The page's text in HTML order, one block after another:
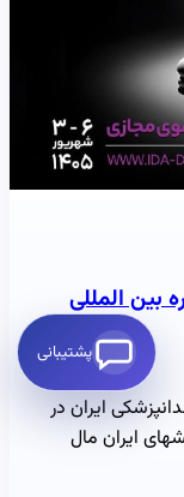
بین المللی
ایران در
در مرکز همایشهای ایران مال
پشتیبانی